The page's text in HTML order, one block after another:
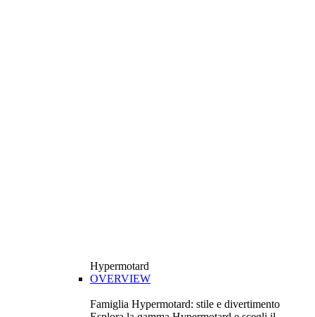
Hypermotard
OVERVIEW
Famiglia Hypermotard: stile e divertimento